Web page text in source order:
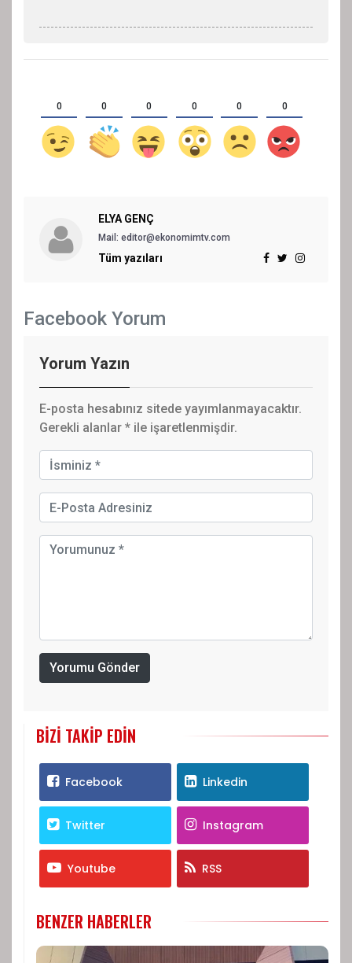
0 0 0 0 0 0
ELYA GENÇ
Mail: editor@ekonomimtv.com
Tüm yazıları
Facebook Yorum
Yorum Yazın
E-posta hesabınız sitede yayımlanmayacaktır.
Gerekli alanlar * ile işaretlenmişdir.
Yorumu Gönder
BIZI TAKIP EDIN
Facebook Linkedin
Twitter Instagram
Youtube RSS
BENZER HABERLER